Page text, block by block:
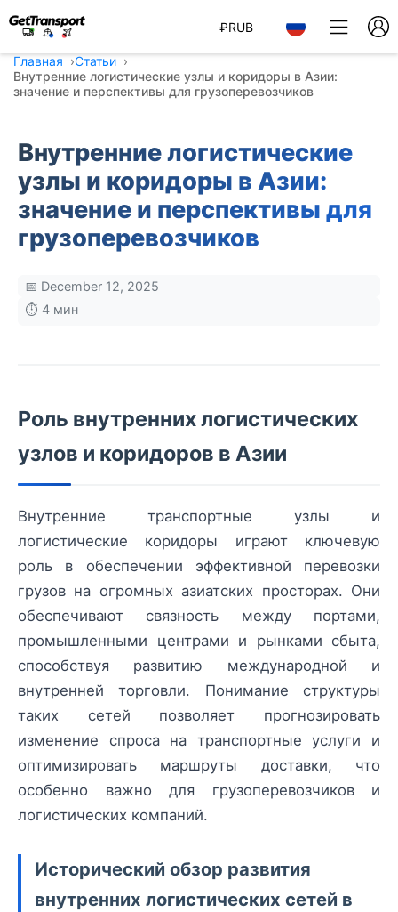
₽RUB
Главная
Статьи
Внутренние логистические узлы и коридоры в Азии:
значение и перспективы для грузоперевозчиков
Внутренние логистические
узлы и коридоры в Азии:
значение и перспективы для
грузоперевозчиков
📅 December 12, 2025
⏱️ 4 мин
Роль внутренних логистических
узлов и коридоров в Азии
Внутренние транспортные узлы и
логистические коридоры играют ключевую
роль в обеспечении эффективной перевозки
грузов на огромных азиатских просторах. Они
обеспечивают связность между портами,
промышленными центрами и рынками сбыта,
способствуя развитию международной и
внутренней торговли. Понимание структуры
таких сетей позволяет прогнозировать
изменение спроса на транспортные услуги и
оптимизировать маршруты доставки, что
особенно важно для грузоперевозчиков и
логистических компаний.
Исторический обзор развития
внутренних логистических сетей в